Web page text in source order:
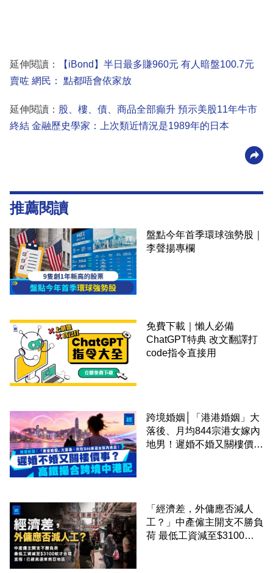
延伸閱讀：
【iBond】半日最多賺960元 有人暗盤100.7元
賣咗 網民： 點都唔會依家放
延伸閱讀： 股、樓、債、商品全部癲升 預示美股11年牛市
終結 金融歷史學家：上次類近情況是1989年的日本
推薦閱讀
盤點今年首季環球強勢股｜
李聲揚專欄
免費下載｜懶人必備
ChatGPT特典 改文翻譯打
code指令直接用
跨境婚姻│「港港婚姻」大
落後、月均844宗港女嫁內
地男！遲婚不婚又關樓價
「經濟差，外傭應否減人
工？」中產僱主開支不勝負
荷 最低工資減至$3100蚊